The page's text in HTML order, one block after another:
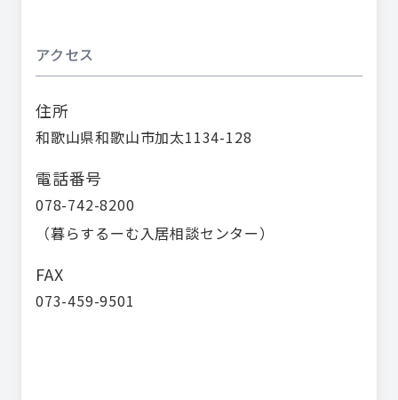
アクセス
住所
和歌山県和歌山市加太1134-128
電話番号
078-742-8200
（暮らするーむ入居相談センター）
FAX
073-459-9501